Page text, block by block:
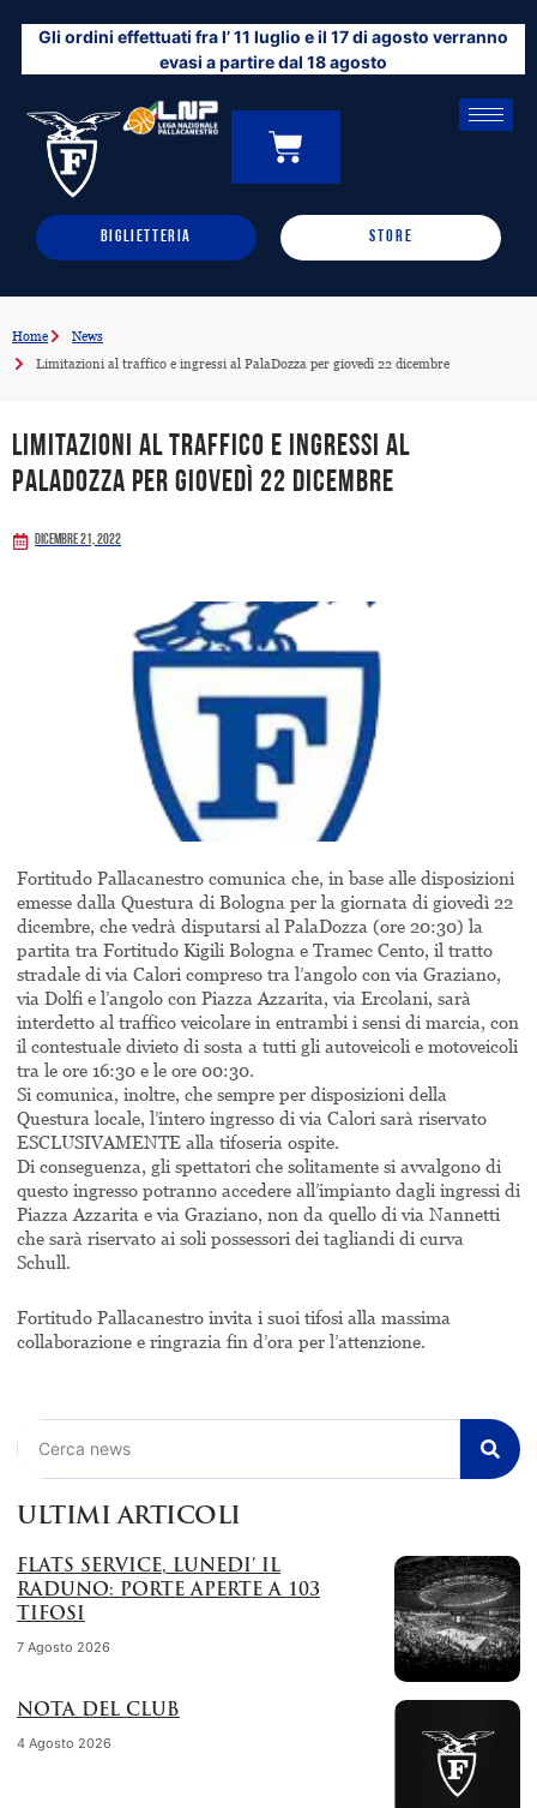
contenuto
Gli ordini effettuati fra l’ 11 luglio e il 17 di agosto verranno
evasi a partire dal 18 agosto
0
CARRELLO
BIGLIETTERIA STORE
Home
News
Limitazioni al traffico e ingressi al PalaDozza per giovedì 22 dicembre
Limitazioni al traffico e ingressi al
PalaDozza per giovedì 22 dicembre
Dicembre 21, 2022
Fortitudo Pallacanestro comunica che, in base alle disposizioni
emesse dalla Questura di Bologna per la giornata di giovedì 22
dicembre, che vedrà disputarsi al PalaDozza (ore 20:30) la
partita tra Fortitudo Kigili Bologna e Tramec Cento, il tratto
stradale di via Calori compreso tra l’angolo con via Graziano,
via Dolfi e l’angolo con Piazza Azzarita, via Ercolani, sarà
interdetto al traffico veicolare in entrambi i sensi di marcia, con
il contestuale divieto di sosta a tutti gli autoveicoli e motoveicoli
tra le ore 16:30 e le ore 00:30.
Si comunica, inoltre, che sempre per disposizioni della
Questura locale, l’intero ingresso di via Calori sarà riservato
ESCLUSIVAMENTE alla tifoseria ospite.
Di conseguenza, gli spettatori che solitamente si avvalgono di
questo ingresso potranno accedere all’impianto dagli ingressi di
Piazza Azzarita e via Graziano, non da quello di via Nannetti
che sarà riservato ai soli possessori dei tagliandi di curva
Schull.
Fortitudo Pallacanestro invita i suoi tifosi alla massima
collaborazione e ringrazia fin d’ora per l’attenzione.
ULTIMI ARTICOLI
FLATS SERVICE, LUNEDI’ IL
RADUNO: PORTE APERTE A 103
TIFOSI
7 Agosto 2026
NOTA DEL CLUB
4 Agosto 2026